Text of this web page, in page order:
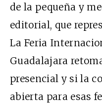
de la pequeña y
editorial, que
La Feria
Guadalajara
presencial y si la
abierta para esas